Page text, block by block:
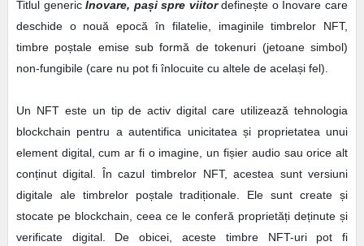
Titlul genericInovare, pași spre viitordefinește o Inovare care
deschide o nouă epocă în filatelie, imaginile timbrelor NFT,
timbre poștale emise sub formă de tokenuri (jetoane simbol)
non-fungibile (care nu pot fi înlocuite cu altele de același fel).
Un NFT este un tip de activ digital care utilizează tehnologia
blockchain pentru a autentifica unicitatea și proprietatea unui
element digital, cum ar fi o imagine, un fișier audio sau orice alt
conținut digital. În cazul timbrelor NFT, acestea sunt versiuni
digitale ale timbrelor poștale tradiționale. Ele sunt create și
stocate pe blockchain, ceea ce le conferă proprietăți deținute și
verificate digital. De obicei, aceste timbre NFT-uri pot fi